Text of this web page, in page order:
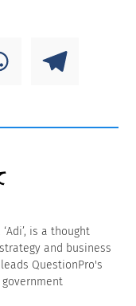
is a thought
and business
QuestionPro's